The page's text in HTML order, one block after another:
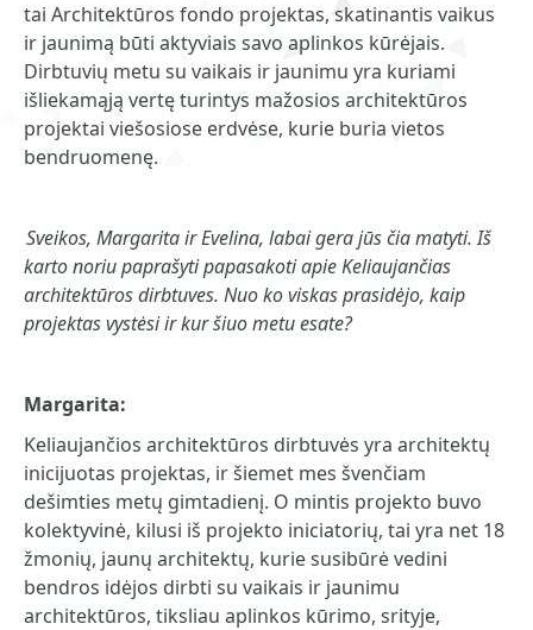
tai Architektūros fondo projektas, skatinantis vaikus
ir jaunimą būti aktyviais savo aplinkos kūrėjais.
Dirbtuvių metu su vaikais ir jaunimu yra kuriami
išliekamąją vertę turintys mažosios architektūros
projektai viešosiose erdvėse, kurie buria vietos
bendruomenę.
Sveikos, Margarita ir Evelina, labai gera jūsčia matyti. Iš
karto noriu paprašyti papasakoti apie Keliaujančias
architektūros dirbtuves. Nuo ko viskas prasidėjo, kaip
projektas vystėsi ir kuršiuo metu esate?
Margarita:
Keliaujančios architektūros dirbtuvės yra architektų
inicijuotas projektas, ir šiemet mes švenčiam
dešimties metų gimtadienį. O mintis projekto buvo
kolektyvinė, kilusi iš projekto iniciatorių, tai yra net 18
žmonių, jaunų architektų, kurie susibūrė vedini
bendros idėjos dirbti su vaikais ir jaunimu
architektūros, tiksliau aplinkos kūrimo, srityje,